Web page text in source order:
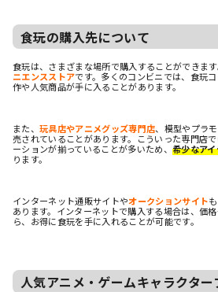
食玩の購入先について
食玩は、さまざまな場所で購入することができます
ニエンスストアです。多くのコンビニでは、食玩
作や人気商品が手に入ることがあります。
また、玩具店やアニメグッズ専門店、模型やプラ
売されていることがあります。こういった専門店
ーションが揃っていることが多いため、希少なア
ります。
インターネット通販サイトやオークションサイト
あります。インターネットで購入する場合は、価
ら、お得に食玩を手に入れることが可能です。
人気アニメ・ゲームキャラクタ